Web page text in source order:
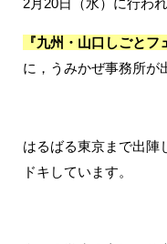
2月20日（水）に行わ
『九州・山口しごと
に，うみかぜ事務所が
はるばる東京まで出陣
ドキしています。